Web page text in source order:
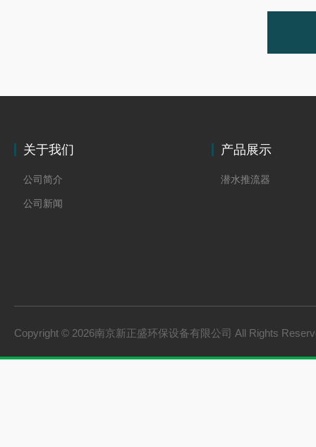
关于我们
公司简介
公司新闻
产品展示
潜水推流器
Copyright © 2026南京新正盛环保设备有限公司 All Rights